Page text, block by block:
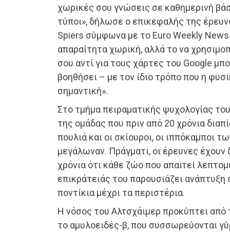
χωρικές σου γνώσεις σε καθημερινή
τύποι», δήλωσε ο επικεφαλής της
Spiers σύμφωνα με το Euro Weekly
απαραίτητα χωρική, αλλά το να
σου αντί για τους χάρτες του Google
βοηθήσει – με τον ίδιο τρόπο που η
σημαντική».
Στο τμήμα πειραματικής ψυχολογίας
της ομάδας που πριν από 20 χρόνια
πουλιά και οι σκίουροι, οι ιππόκαμποι
μεγάλωναν. Πράγματι, οι έρευνες έχουν
χρόνια ότι κάθε ζώο που απαιτεί
επικράτειάς του παρουσιάζει
ποντίκια μέχρι τα περιστέρια.
Η νόσος του Αλτσχάιμερ προκύπτει από
το αμυλοειδές-β, που συσσωρεύονται